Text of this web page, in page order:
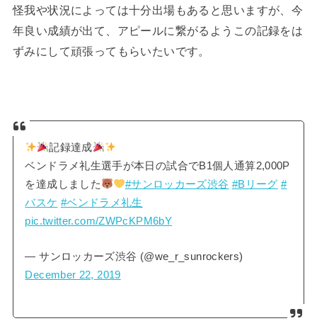
怪我や状況によっては十分出場もあると思いますが、今
年良い成績が出て、アピールに繋がるようこの記録をは
ずみにして頑張ってもらいたいです。
記録達成
ベンドラメ礼生選手が本日の試合でB1個人通算2,000P
を達成しました
#サンロッカーズ渋谷 #Bリーグ #
バスケ #ベンドラメ礼生
pic.twitter.com/ZWPcKPM6bY
— サンロッカーズ渋谷 (@we_r_sunrockers)
December 22, 2019